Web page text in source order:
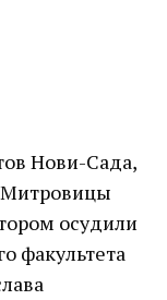
Нови-Сада,
Митровицы
осудили
факультета